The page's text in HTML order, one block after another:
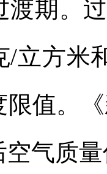
渡期。
/立方米
限值。
气质